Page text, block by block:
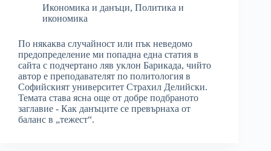
Икономика и данъци, Политика и
икономика
По някаква случайност или пък неведомо
предопределение ми попадна една статия в
сайта с подчертано ляв уклон Барикада, чийто
автор е преподавателят по политология в
Софийският университет Страхил Делийски.
Темата става ясна още от добре подбраното
заглавие - Как данъците се превърнаха от
баланс в „тежест“.